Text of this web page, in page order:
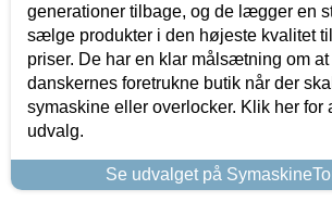
generationer tilbage, og de lægger en
sælge produkter i den højeste kvalitet
priser. De har en klar målsætning om
danskernes foretrukne butik når der
symaskine eller overlocker. Klik her for
udvalg.
Se udvalget på